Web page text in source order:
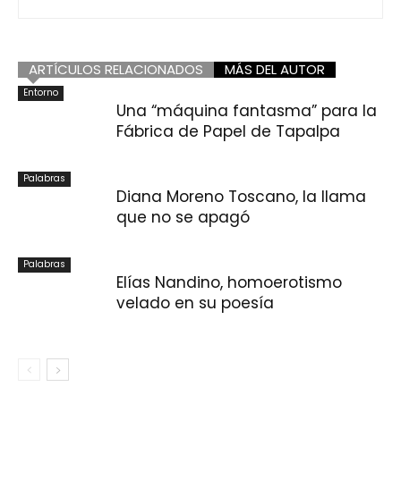
ARTÍCULOS RELACIONADOS MÁS DEL AUTOR
Entorno
Una “máquina fantasma” para la
Fábrica de Papel de Tapalpa
Palabras
Diana Moreno Toscano, la llama
que no se apagó
Palabras
Elías Nandino, homoerotismo
velado en su poesía